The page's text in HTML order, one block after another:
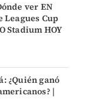
ver EN
Leagues Cup
Stadium HOY
¿Quién ganó
|